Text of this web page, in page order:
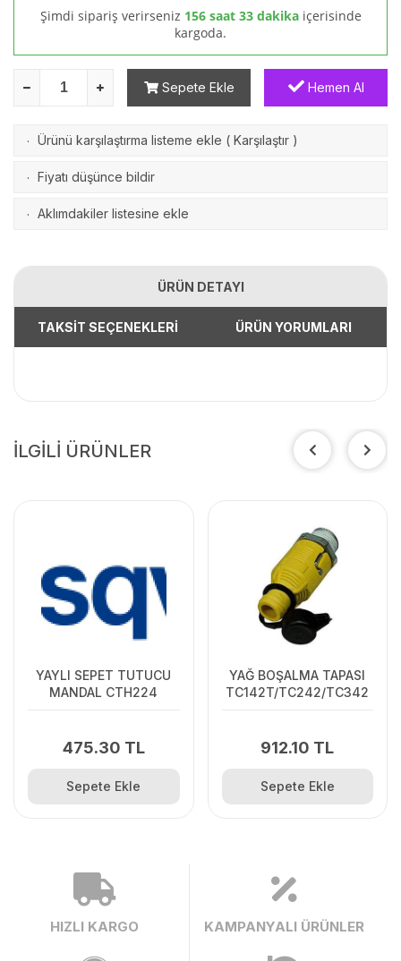
Şimdi sipariş verirseniz 156 saat 33 dakika içerisinde
kargoda.
Sepete Ekle Hemen Al
· Ürünü karşılaştırma listeme ekle ( Karşılaştır )
· Fiyatı düşünce bildir
· Aklımdakiler listesine ekle
ÜRÜN DETAYI
TAKSİT SEÇENEKLERİ ÜRÜN YORUMLARI
İLGİLİ ÜRÜNLER
YAYLI SEPET TUTUCU
MANDAL CTH224
475.30 TL
Sepete Ekle
YAĞ BOŞALMA TAPASI
TC142T/TC242/TC342
912.10 TL
Sepete Ekle
HIZLI KARGO KAMPANYALI ÜRÜNLER